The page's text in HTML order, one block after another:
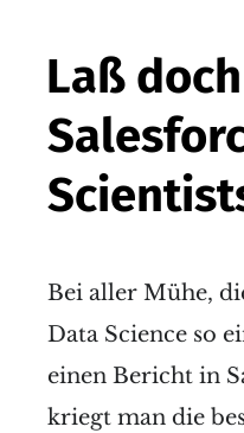
Laß
Bei aller Mühe,
Data Science so
einen Bericht in
kriegt man die